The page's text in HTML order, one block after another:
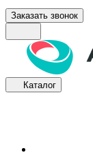
Заказать звонок
Каталог